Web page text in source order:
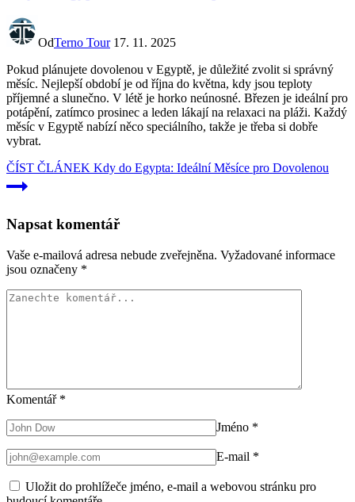
OdTerno Tour 17. 11. 2025
Pokud plánujete dovolenou v Egyptě, je důležité zvolit si správný
měsíc. Nejlepší období je od října do května, kdy jsou teploty
příjemné a slunečno. V létě je horko neúnosné. Březen je ideální pro
potápění, zatímco prosinec a leden lákají na relaxaci na pláži. Každý
měsíc v Egyptě nabízí něco speciálního, takže je třeba si dobře
vybrat.
ČÍST ČLÁNEK Kdy do Egypta: Ideální Měsíce pro Dovolenou
Napsat komentář
Vaše e-mailová adresa nebude zveřejněna. Vyžadované informace
jsou označeny *
Komentář *
Jméno *
E-mail *
Uložit do prohlížeče jméno, e-mail a webovou stránku pro